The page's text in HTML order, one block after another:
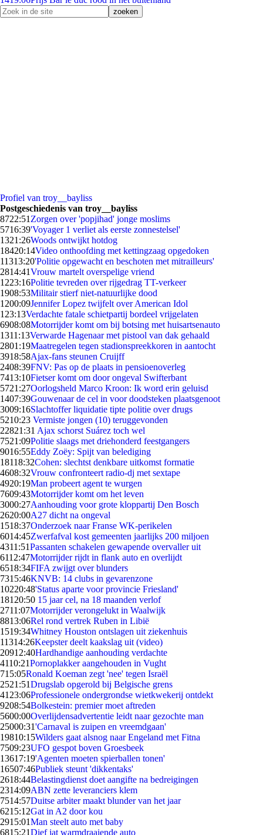
Profiel van troy__bayliss
Postgeschiedenis van troy__bayliss
8722:51 Zorgen over 'popjihad' jonge moslims
5716:39'Voyager 1 verliet als eerste zonnestelsel'
1321:26Woods ontwijkt hotdog
18420:14Video onthoofding met kettingzaag opgedoken
11313:20'Politie opgewacht en beschoten met mitrailleurs'
2814:41Vrouw martelt overspelige vriend
1223:16Politie tevreden over rijgedrag TT-verkeer
1908:53Militair stierf niet-natuurlijke dood
1200:09Jennifer Lopez twijfelt over American Idol
1 23:13Verdachte fatale schietpartij bordeel vrijgelaten
6908:08Motorrijder komt om bij botsing met huisartsenauto
1311:13Verwarde Hagenaar met pistool van dak gehaald
2801:19Maatregelen tegen stadionspreekkoren in aantocht
3918:58Ajax-fans steunen Cruijff
2408:39FNV: Pas op de plaats in pensioenoverleg
7413:10Fietser komt om door ongeval Swifterbant
5721:27Oorlogsheld Marco Kroon: Ik word erin geluisd
1407:39Gouwenaar de cel in voor doodsteken plaatsgenoot
3009:16Slachtoffer liquidatie tipte politie over drugs
5210:23 Vermiste jongen (10) teruggevonden
22821:31 Ajax schorst Suárez toch wel
7521:09Politie slaags met driehonderd feestgangers
9016:55Eddy Zoëy: Spijt van belediging
18118:32Cohen: slechtst denkbare uitkomst formatie
4608:32Vrouw confronteert radio-dj met sextape
4920:19Man probeert agent te wurgen
7609:43Motorrijder komt om het leven
3000:27Aanhouding voor grote kloppartij Den Bosch
2620:00A27 dicht na ongeval
1518:37Onderzoek naar Franse WK-perikelen
6014:45Zwerfafval kost gemeenten jaarlijks 200 miljoen
4311:51Passanten schakelen gewapende overvaller uit
6112:47Motorrijder rijdt in flank auto en overlijdt
6518:34FIFA zwijgt over blunders
7315:46KNVB: 14 clubs in gevarenzone
10220:48'Status aparte voor provincie Friesland'
181 20:50 15 jaar cel, na 18 maanden verlof
2711:07Motorrijder verongelukt in Waalwijk
8813:06Rel rond vertrek Ruben in Libië
1519:34Whitney Houston ontslagen uit ziekenhuis
11314:26Keepster deelt kaakslag uit (video)
20912:40Hardhandige aanhouding verdachte
4110:21Pornoplakker aangehouden in Vught
715:05Ronald Koeman zegt 'nee' tegen Israël
2521:51Drugslab opgerold bij Belgische grens
41 23:06Professionele ondergrondse wietkwekerij ontdekt
9208:54Bolkestein: premier moet aftreden
5600:00Overlijdensadvertentie leidt naar gezochte man
25000:31'Carnaval is zuipen en vreemdgaan'
19810:15Wilders gaat alsnog naar Engeland met Fitna
7509:23UFO gespot boven Groesbeek
13617:19'Agenten moeten spierballen tonen'
16507:46Publiek steunt 'dikkentaks'
2618:44Belastingdienst doet aangifte na bedreigingen
2314:09ABN zette leveranciers klem
7514:57Duitse arbiter maakt blunder van het jaar
6215:12Gat in A2 door kou
2915:01Man steelt auto met baby
6815:21Dief jat warmdraaiende auto